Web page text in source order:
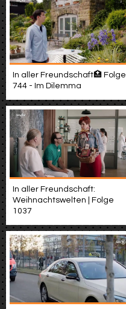
In aller Freundschaft🏥 Folge
744 - Im Dilemma
In aller Freundschaft:
Weihnachtswelten | Folge
1037